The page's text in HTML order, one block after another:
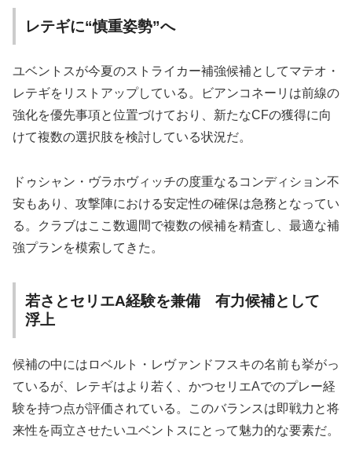
レテギに“慎重姿勢”へ
ユベントスが今夏のストライカー補強候補としてマテオ・
レテギをリストアップしている。ビアンコネーリは前線の
強化を優先事項と位置づけており、新たなCFの獲得に向
けて複数の選択肢を検討している状況だ。
ドゥシャン・ヴラホヴィッチの度重なるコンディション不
安もあり、攻撃陣における安定性の確保は急務となってい
る。クラブはここ数週間で複数の候補を精査し、最適な補
強プランを模索してきた。
若さとセリエA経験を兼備 有力候補として
浮上
候補の中にはロベルト・レヴァンドフスキの名前も挙がっ
ているが、レテギはより若く、かつセリエAでのプレー経
験を持つ点が評価されている。このバランスは即戦力と将
来性を両立させたいユベントスにとって魅力的な要素だ。